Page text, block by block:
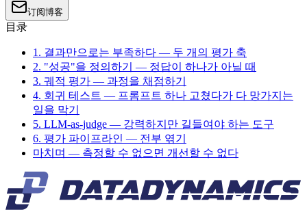
订阅博客
目录
1. 결과만으로는 부족하다 — 두 개의 평가 축
2. "성공"을 정의하기 — 정답이 하나가 아닐 때
3. 궤적 평가 — 과정을 채점하기
4. 회귀 테스트 — 프롬프트 하나 고쳤다가 다 망가지는
일을 막기
5. LLM-as-judge — 강력하지만 길들여야 하는 도구
6. 평가 파이프라인 — 전부 엮기
마치며 — 측정할 수 없으면 개선할 수 없다